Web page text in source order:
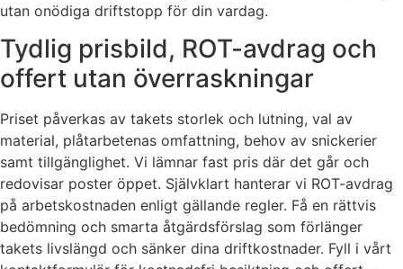
utan onödiga driftstopp för din vardag.
Tydlig prisbild, ROT-avdrag och
offert utan överraskningar
Priset påverkas av takets storlek och lutning, val av
material, plåtarbetenas omfattning, behov av snickerier
samt tillgänglighet. Vi lämnar fast pris där det går och
redovisar poster öppet. Självklart hanterar vi ROT-avdrag
på arbetskostnaden enligt gällande regler. Få en rättvis
bedömning och smarta åtgärdsförslag som förlänger
takets livslängd och sänker dina driftkostnader. Fyll i vårt